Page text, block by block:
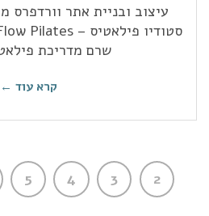
עיצוב ובניית אתר וורדפרס
שרם מדריכת
קרא עוד ←
2
3
4
5